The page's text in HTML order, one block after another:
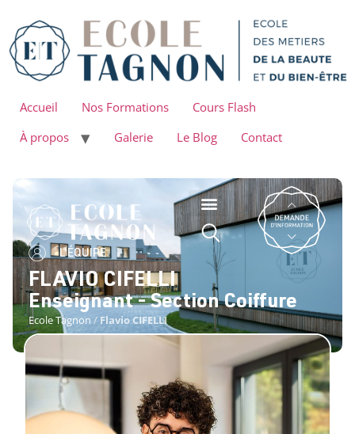
Accueil Nos Formations
Cours Flash
À propos
Galerie Le Blog Contact
L'ÉQUIPE
FLAVIO CIFELLI
Enseignant - Section Coiffure
Ecole Tagnon / Flavio CIFELLI